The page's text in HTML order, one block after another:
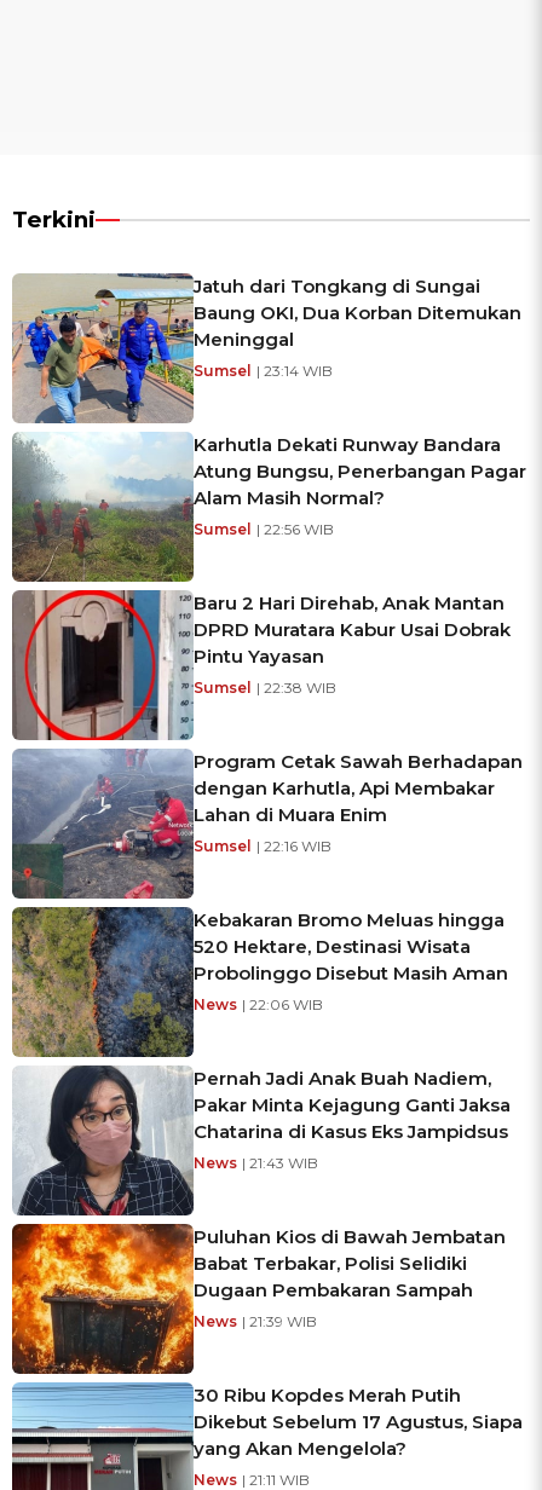
Terkini
Jatuh dari Tongkang di Sungai
Baung OKI, Dua Korban Ditemukan
Meninggal
Sumsel | 23:14 WIB
Karhutla Dekati Runway Bandara
Atung Bungsu, Penerbangan Pagar
Alam Masih Normal?
Sumsel | 22:56 WIB
Baru 2 Hari Direhab, Anak Mantan
DPRD Muratara Kabur Usai Dobrak
Pintu Yayasan
Sumsel | 22:38 WIB
Program Cetak Sawah Berhadapan
dengan Karhutla, Api Membakar
Lahan di Muara Enim
Sumsel | 22:16 WIB
Kebakaran Bromo Meluas hingga
520 Hektare, Destinasi Wisata
Probolinggo Disebut Masih Aman
News | 22:06 WIB
Pernah Jadi Anak Buah Nadiem,
Pakar Minta Kejagung Ganti Jaksa
Chatarina di Kasus Eks Jampidsus
News | 21:43 WIB
Puluhan Kios di Bawah Jembatan
Babat Terbakar, Polisi Selidiki
Dugaan Pembakaran Sampah
News | 21:39 WIB
30 Ribu Kopdes Merah Putih
Dikebut Sebelum 17 Agustus, Siapa
yang Akan Mengelola?
News | 21:11 WIB